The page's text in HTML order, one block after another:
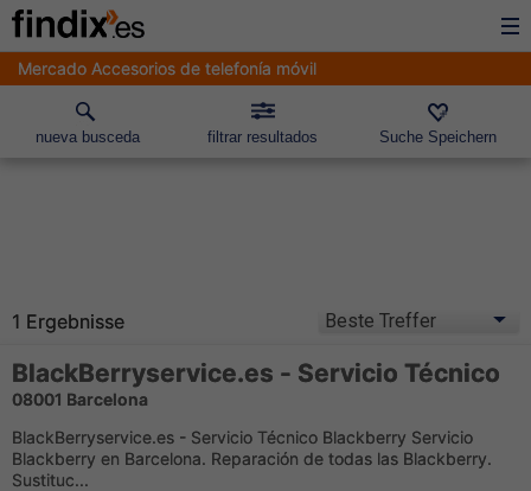
Mercado Accesorios de telefonía móvil
nueva busceda filtrar resultados Suche Speichern
1 Ergebnisse
BlackBerryservice.es - Servicio Técnico
08001 Barcelona
BlackBerryservice.es - Servicio Técnico Blackberry Servicio
Blackberry en Barcelona. Reparación de todas las Blackberry.
Sustituc...